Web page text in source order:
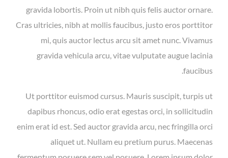
gravida lobortis. Proin ut nibh quis felis auctor ornare.
Cras ultricies, nibh at mollis faucibus, justo eros porttitor
mi, quis auctor lectus arcu sit amet nunc. Vivamus
gravida vehicula arcu, vitae vulputate augue lacinia
faucibus.
Ut porttitor euismod cursus. Mauris suscipit, turpis ut
dapibus rhoncus, odio erat egestas orci, in sollicitudin
enim erat id est. Sed auctor gravida arcu, nec fringilla orci
aliquet ut. Nullam eu pretium purus. Maecenas